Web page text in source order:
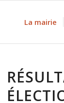
La mairie